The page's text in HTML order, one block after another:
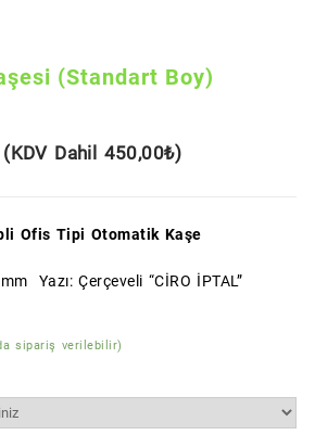
(Standart Boy)
Dahil 450,00₺)
Ofis Tipi Otomatik Kaşe
Yazı: Çerçeveli “CİRO İPTAL”
sipariş verilebilir)